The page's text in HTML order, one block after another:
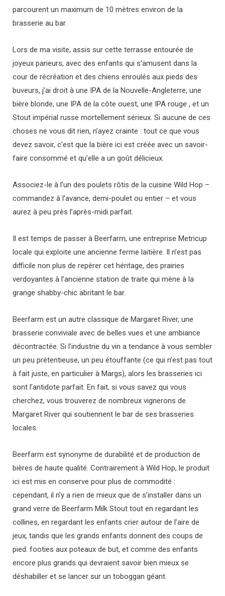
parcourent un maximum de 10 mètres environ de la
brasserie au bar.
Lors de ma visite, assis sur cette terrasse entourée de
joyeux parieurs, avec des enfants qui s’amusent dans la
cour de récréation et des chiens enroulés aux pieds des
buveurs, j’ai droit à une IPA de la Nouvelle-Angleterre, une
bière blonde, une IPA de la côte ouest, une IPA rouge , et un
Stout impérial russe mortellement sérieux. Si aucune de ces
choses ne vous dit rien, n’ayez crainte : tout ce que vous
devez savoir, c’est que la bière ici est créée avec un savoir-
faire consommé et qu’elle a un goût délicieux.
Associez-le à l’un des poulets rôtis de la cuisine Wild Hop –
commandez à l’avance, demi-poulet ou entier – et vous
aurez à peu près l’après-midi parfait.
Il est temps de passer à Beerfarm, une entreprise Metricup
locale qui exploite une ancienne ferme laitière. Il n’est pas
difficile non plus de repérer cet héritage, des prairies
verdoyantes à l’ancienne station de traite qui mène à la
grange shabby-chic abritant le bar.
Beerfarm est un autre classique de Margaret River, une
brasserie conviviale avec de belles vues et une ambiance
décontractée. Si l’industrie du vin a tendance à vous sembler
un peu prétentieuse, un peu étouffante (ce qui n’est pas tout
à fait juste, en particulier à Margs), alors les brasseries ici
sont l’antidote parfait. En fait, si vous savez qui vous
cherchez, vous trouverez de nombreux vignerons de
Margaret River qui soutiennent le bar de ses brasseries
locales.
Beerfarm est synonyme de durabilité et de production de
bières de haute qualité. Contrairement à Wild Hop, le produit
ici est mis en conserve pour plus de commodité :
cependant, il n’y a rien de mieux que de s’installer dans un
grand verre de Beerfarm Milk Stout tout en regardant les
collines, en regardant les enfants crier autour de l’aire de
jeux, tandis que les grands enfants donnent des coups de
pied. footies aux poteaux de but, et comme des enfants
encore plus grands qui devraient savoir bien mieux se
déshabiller et se lancer sur un toboggan géant.